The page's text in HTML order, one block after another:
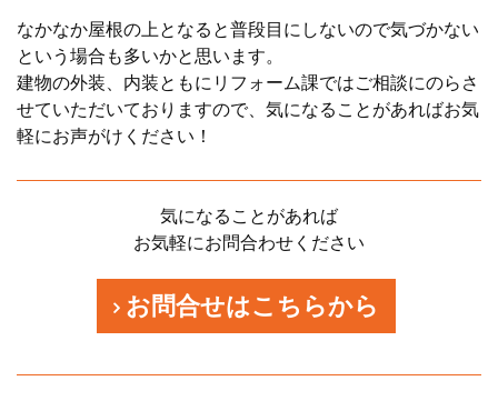
なかなか屋根の上となると普段目にしないので気づかない
という場合も多いかと思います。
建物の外装、内装ともにリフォーム課ではご相談にのらさ
せていただいておりますので、気になることがあればお気
軽にお声がけください！
気になることがあれば
お気軽にお問合わせください
お問合せはこちらから